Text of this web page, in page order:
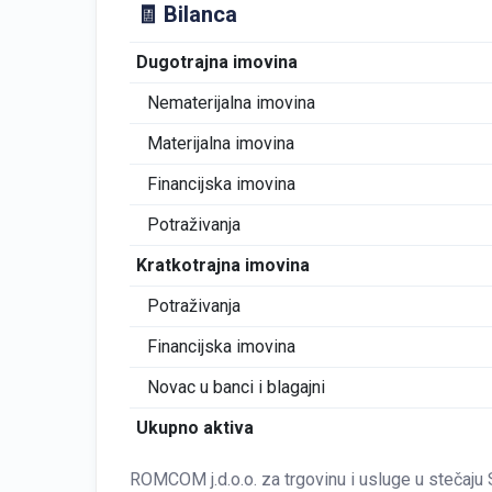
🧾 Bilanca
Dugotrajna imovina
Nematerijalna imovina
Materijalna imovina
Financijska imovina
Potraživanja
Kratkotrajna imovina
Potraživanja
Financijska imovina
Novac u banci i blagajni
Ukupno aktiva
ROMCOM j.d.o.o. za trgovinu i usluge u stečaju